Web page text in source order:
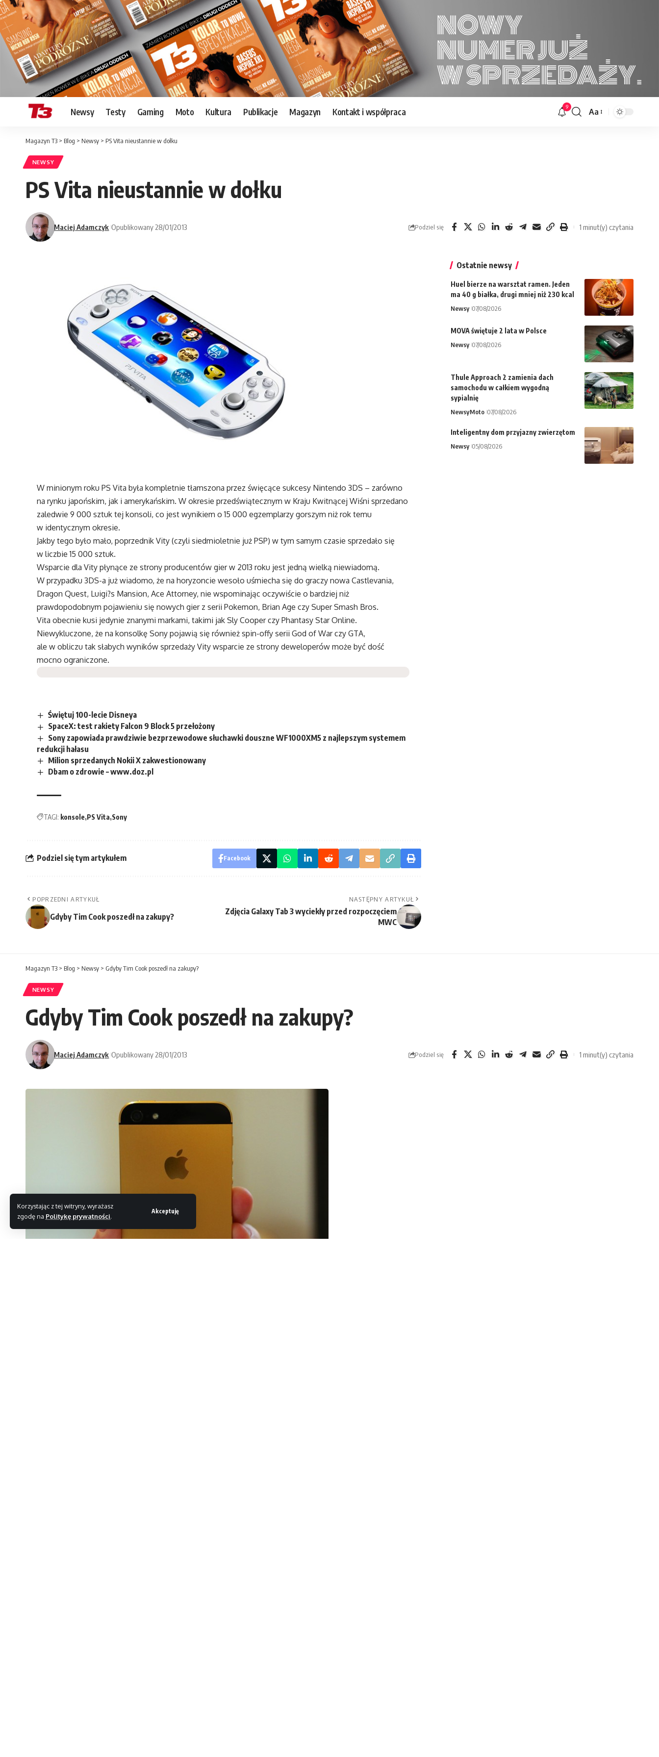
Korzystając z tej witryny, wyrażasz
zgodę na Politykę prywatności.
Akceptuję
Newsy Testy Gaming Moto Kultura Publikacje Magazyn Kontakt i współpraca 9
Font
Aa
Magazyn T3 > Blog > Newsy > PS Vita nieustannie w dołku
NEWSY
PS Vita nieustannie w dołku
Maciej Adamczyk Opublikowany 28/01/2013 Podziel się 1 minut(y) czytania
W minionym roku PS Vita była kompletnie tłamszona przez święcące sukcesy Nintendo 3DS – zarówno
na rynku japońskim, jak i amerykańskim. W okresie przedświątecznym w Kraju Kwitnącej Wiśni sprzedano
zaledwie 9 000 sztuk tej konsoli, co jest wynikiem o 15 000 egzemplarzy gorszym niż rok temu
w identycznym okresie.
Jakby tego było mało, poprzednik Vity (czyli siedmioletnie już PSP) w tym samym czasie sprzedało się
w liczbie 15 000 sztuk.
Wsparcie dla Vity płynące ze strony producentów gier w 2013 roku jest jedną wielką niewiadomą.
W przypadku 3DS-a już wiadomo, że na horyzoncie wesoło uśmiecha się do graczy nowa Castlevania,
Dragon Quest, Luigi?s Mansion, Ace Attorney, nie wspominając oczywiście o bardziej niż
prawdopodobnym pojawieniu się nowych gier z serii Pokemon, Brian Age czy Super Smash Bros.
Vita obecnie kusi jedynie znanymi markami, takimi jak Sly Cooper czy Phantasy Star Online.
Niewykluczone, że na konsolkę Sony pojawią się również spin-offy serii God of War czy GTA,
ale w obliczu tak słabych wyników sprzedaży Vity wsparcie ze strony deweloperów może być dość
mocno ograniczone.
Świętuj 100-lecie Disneya
SpaceX: test rakiety Falcon 9 Block 5 przełożony
Sony zapowiada prawdziwie bezprzewodowe słuchawki douszne WF1000XM5 z najlepszym systemem
redukcji hałasu
Milion sprzedanych Nokii X zakwestionowany
Dbam o zdrowie – www.doz.pl
TAGI: konsole PS Vita Sony
Podziel się tym artykułem Facebook
POPRZEDNI ARTYKUŁ
Gdyby Tim Cook poszedł na zakupy?
NASTĘPNY ARTYKUŁ
Zdjęcia Galaxy Tab 3 wyciekły przed rozpoczęciem
MWC
Ostatnie newsy
Huel bierze na warsztat ramen. Jeden
ma 40 g białka, drugi mniej niż 230 kcal
Newsy 07/08/2026
MOVA świętuje 2 lata w Polsce
Newsy 07/08/2026
Thule Approach 2 zamienia dach
samochodu w całkiem wygodną
sypialnię
NewsyMoto 07/08/2026
Inteligentny dom przyjazny zwierzętom
Newsy 05/08/2026
Magazyn T3 > Blog > Newsy > Gdyby Tim Cook poszedł na zakupy?
NEWSY
Gdyby Tim Cook poszedł na zakupy?
Maciej Adamczyk Opublikowany 28/01/2013 Podziel się 1 minut(y) czytania